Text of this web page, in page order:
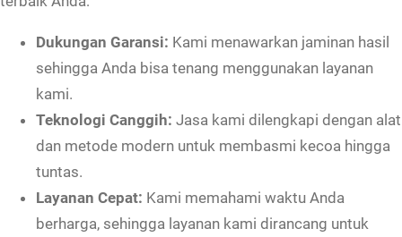
Dukungan Garansi: Kami menawarkan jaminan hasil
sehingga Anda bisa tenang menggunakan layanan
kami.
Teknologi Canggih: Jasa kami dilengkapi dengan alat
dan metode modern untuk membasmi kecoa hingga
tuntas.
Layanan Cepat: Kami memahami waktu Anda
berharga, sehingga layanan kami dirancang untuk